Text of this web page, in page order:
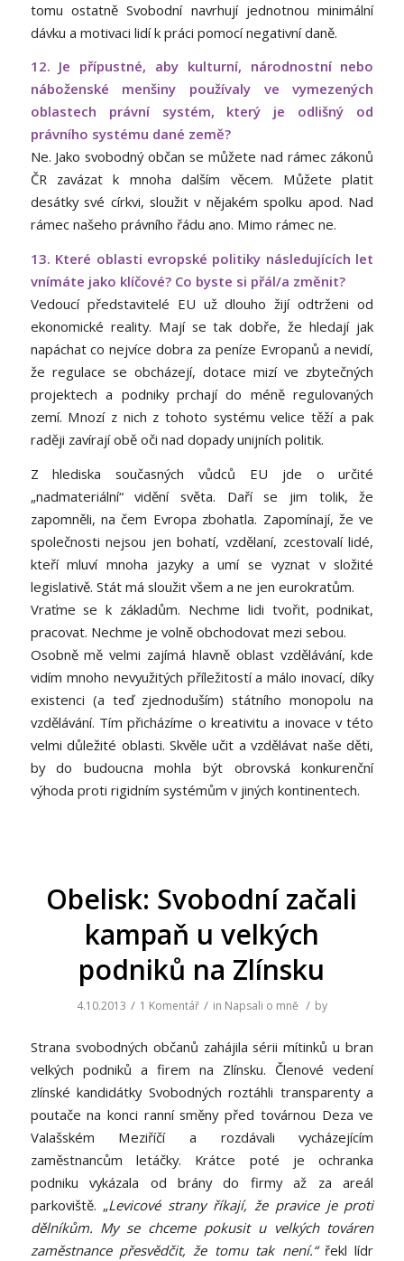
tomu ostatně Svobodní navrhují jednotnou minimální
dávku a motivaci lidí k práci pomocí negativní daně.
12. Je přípustné, aby kulturní, národnostní nebo
náboženské menšiny používaly ve vymezených
oblastech právní systém, který je odlišný od
právního systému dané země?
Ne. Jako svobodný občan se můžete nad rámec zákonů
ČR zavázat k mnoha dalším věcem. Můžete platit
desátky své církvi, sloužit v nějakém spolku apod. Nad
rámec našeho právního řádu ano. Mimo rámec ne.
13. Které oblasti evropské politiky následujících let
vnímáte jako klíčové? Co byste si přál/a změnit?
Vedoucí představitelé EU už dlouho žijí odtrženi od
ekonomické reality. Mají se tak dobře, že hledají jak
napáchat co nejvíce dobra za peníze Evropanů a nevidí,
že regulace se obcházejí, dotace mizí ve zbytečných
projektech a podniky prchají do méně regulovaných
zemí. Mnozí z nich z tohoto systému velice těží a pak
raději zavírají obě oči nad dopady unijních politik.
Z hlediska současných vůdců EU jde o určité
„nadmateriální“ vidění světa. Daří se jim tolik, že
zapomněli, na čem Evropa zbohatla. Zapomínají, že ve
společnosti nejsou jen bohatí, vzdělaní, zcestovalí lidé,
kteří mluví mnoha jazyky a umí se vyznat v složité
legislativě. Stát má sloužit všem a ne jen eurokratům.
Vraťme se k základům. Nechme lidi tvořit, podnikat,
pracovat. Nechme je volně obchodovat mezi sebou.
Osobně mě velmi zajímá hlavně oblast vzdělávání, kde
vidím mnoho nevyužitých příležitostí a málo inovací, díky
existenci (a teď zjednoduším) státního monopolu na
vzdělávání. Tím přicházíme o kreativitu a inovace v této
velmi důležité oblasti. Skvěle učit a vzdělávat naše děti,
by do budoucna mohla být obrovská konkurenční
výhoda proti rigidním systémům v jiných kontinentech.
Obelisk: Svobodní začali
kampaň u velkých
podniků na Zlínsku
4.10.2013 / 1 Komentář / in Napsali o mně / by
Strana svobodných občanů zahájila sérii mítinků u bran
velkých podniků a firem na Zlínsku. Členové vedení
zlínské kandidátky Svobodných roztáhli transparenty a
poutače na konci ranní směny před továrnou Deza ve
Valašském Meziříčí a rozdávali vycházejícím
zaměstnancům letáčky. Krátce poté je ochranka
podniku vykázala od brány do firmy až za areál
parkoviště. „Levicové strany říkají, že pravice je proti
dělníkům. My se chceme pokusit u velkých továren
zaměstnance přesvědčit, že tomu tak není.“ řekl lídr